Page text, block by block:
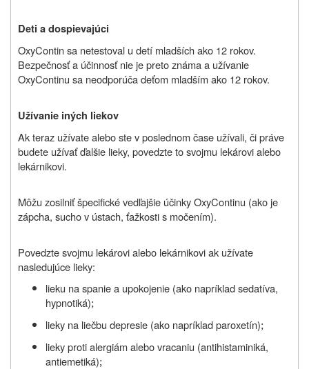
Deti a dospievajúci
OxyContin sa netestoval u detí mladších ako 12 rokov.
Bezpečnosť a účinnosť nie je preto známa a užívanie
OxyContinu sa neodporúča deťom mladším ako 12 rokov.
Užívanie iných liekov
Ak teraz užívatealebo ste v poslednom čase užívali, či práve
budete užívať ďalšie lieky, povedzte to svojmu lekárovi alebo
lekárnikovi.
Môžu zosilniť špecifické vedľajšie účinky OxyContinu (ako je
zápcha, sucho v ústach, ťažkosti s močením).
Povedzte svojmu lekárovi alebo lekárnikovi ak užívate
nasledujúce lieky:
lieku na spanie a upokojenie (ako napríklad sedatíva,
hypnotiká);
lieky na liečbu depresie (ako napríklad paroxetín);
lieky proti alergiám alebo vracaniu (antihistaminiká,
antiemetiká);